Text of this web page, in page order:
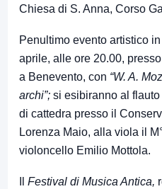
Chiesa di S. Anna, Corso
Penultimo evento artistico
aprile, alle ore 20.00,
a Benevento, con “W. A.
archi”; si esibiranno al
di cattedra presso il
Lorenza Maio, alla viola il
violoncello Emilio Mottola.
Festival di Musica Antica,